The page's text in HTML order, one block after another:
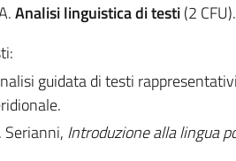
Analisi linguistica di testi(2 CFU).
guidata di testi
Serianni, Introduzione alla lingua